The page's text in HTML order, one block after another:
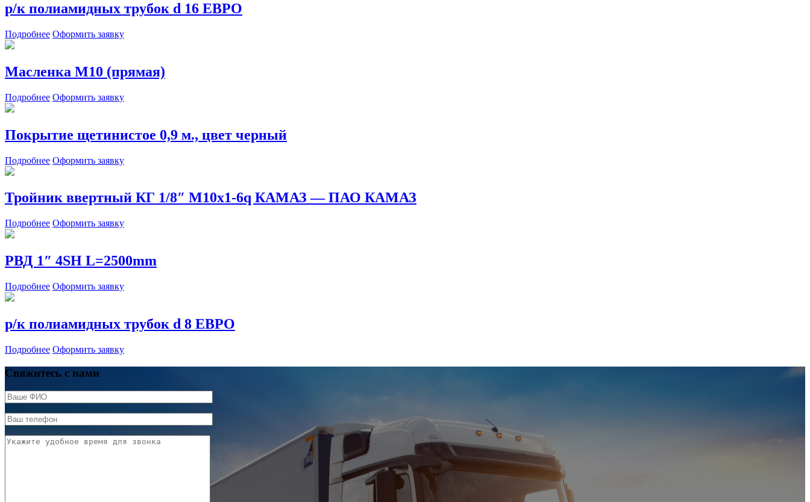
р/к полиамидных трубок d 16 ЕВРО
Подробнее Оформить заявку
Масленка М10 (прямая)
Подробнее Оформить заявку
Покрытие щетинистое 0,9 м., цвет черный
Подробнее Оформить заявку
Тройник ввертный КГ 1/8″ М10х1-6q КАМАЗ — ПАО КАМАЗ
Подробнее Оформить заявку
РВД 1″ 4SH L=2500mm
Подробнее Оформить заявку
р/к полиамидных трубок d 8 ЕВРО
Подробнее Оформить заявку
Свяжитесь с нами